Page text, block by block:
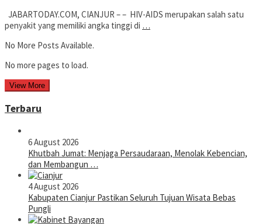
JABARTODAY.COM, CIANJUR – – HIV-AIDS merupakan salah satu
penyakit yang memiliki angka tinggi di …
No More Posts Available.
No more pages to load.
View More
Terbaru
6 August 2026
Khutbah Jumat: Menjaga Persaudaraan, Menolak Kebencian,
dan Membangun …
4 August 2026
Kabupaten Cianjur Pastikan Seluruh Tujuan Wisata Bebas
Pungli